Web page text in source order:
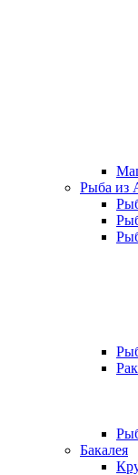
Рыба из
Бакалея